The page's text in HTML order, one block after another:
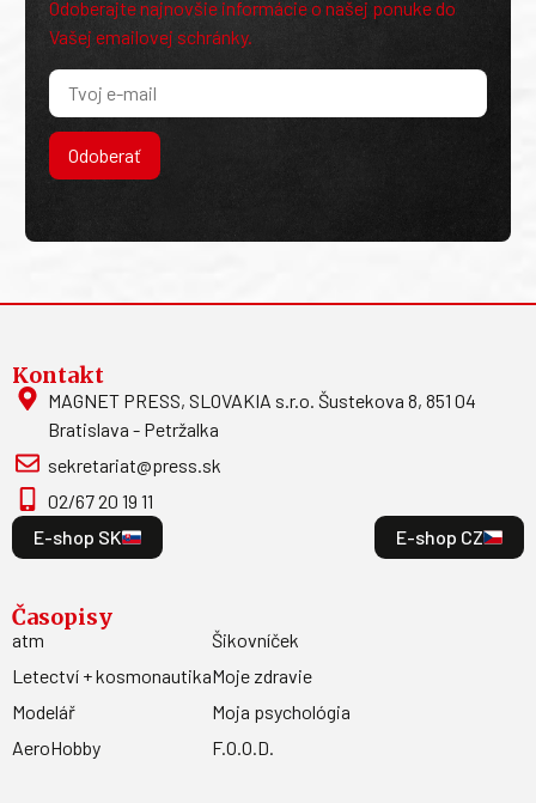
Odoberajte najnovšie informácie o našej ponuke do
Vašej emailovej schránky.
Odoberať
Kontakt
MAGNET PRESS, SLOVAKIA s.r.o. Šustekova 8, 851 04
Bratislava - Petržalka
sekretariat@press.sk
02/67 20 19 11
E-shop SK
E-shop CZ
Časopisy
atm
Letectví + kosmonautika
Modelář
AeroHobby
Šikovníček
Moje zdravie
Moja psychológia
F.O.O.D.